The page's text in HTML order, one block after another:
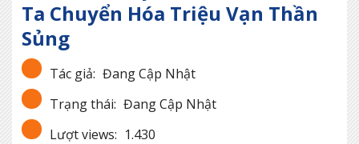
Ta Chuyển Hóa Triệu Vạn Thần
Sủng
Tác giả: Đang Cập Nhật
Trạng thái: Đang Cập Nhật
Lượt views: 1.430